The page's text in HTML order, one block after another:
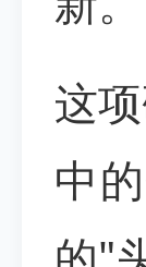
这
中